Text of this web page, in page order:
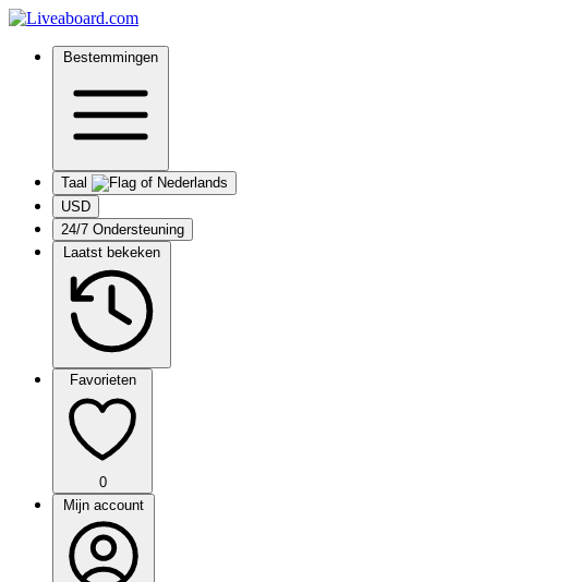
Bestemmingen
Taal
USD
24/7 Ondersteuning
Laatst bekeken
Favorieten
0
Mijn account